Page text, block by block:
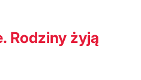
Rodziny żyją